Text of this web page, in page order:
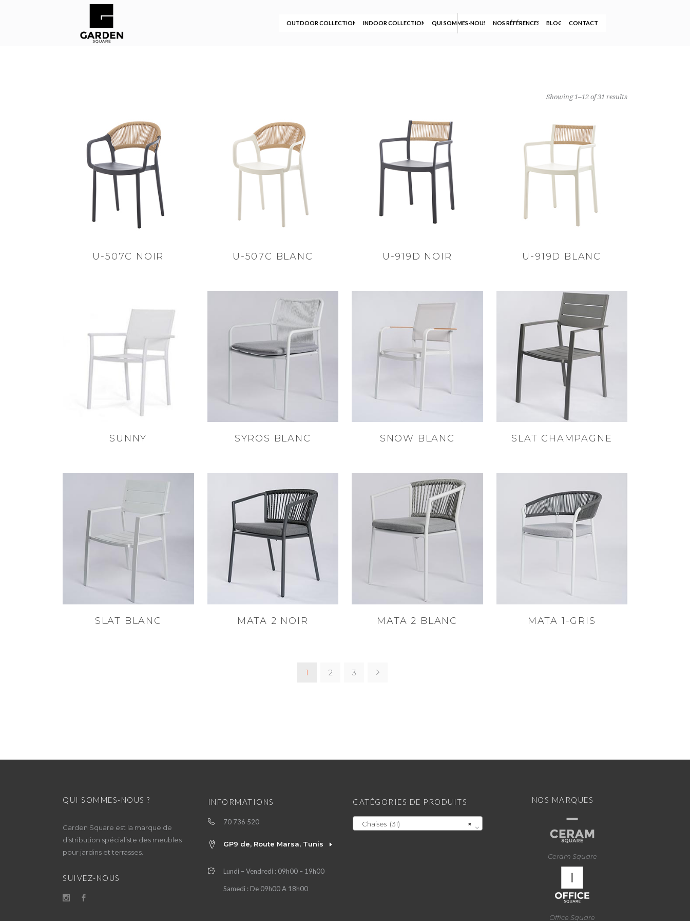
OUTDOOR COLLECTION INDOOR COLLECTION QUI SOMMES-NOUS NOS RÉFÉRENCES BLOG CONTACT
Showing 1–12 of 31 results
U-507C NOIR U-507C BLANC U-919D NOIR U-919D BLANC
SUNNY SYROS BLANC SNOW BLANC SLAT CHAMPAGNE
SLAT BLANC MATA 2 NOIR MATA 2 BLANC MATA 1-GRIS
1 2 3
QUI SOMMES-NOUS ?
Garden Square est la marque de
distribution spécialiste des meubles
pour jardins et terrasses.
SUIVEZ-NOUS
INFORMATIONS
70 736 520
GP9 de, Route Marsa, Tunis
Lundi – Vendredi : 09h00 – 19h00
Samedi : De 09h00 A 18h00
CATÉGORIES DE PRODUITS
×
Chaises (31)
NOS MARQUES
Ceram Square
Office Square